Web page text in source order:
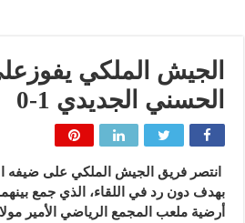
الجيش الملكي
الحسني الجديدي 1-0
انتصر فريق الجيش الملكي على ضيفه
بهدف دون رد في اللقاء، الذي جمع
أرضية ملعب المجمع الرياضي الأمير